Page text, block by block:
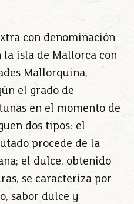
con denominación
la isla de Mallorca con
Mallorquina,
el grado de
en el momento de
dos tipos: el
procede de la
el dulce, obtenido
se caracteriza por
sabor dulce y